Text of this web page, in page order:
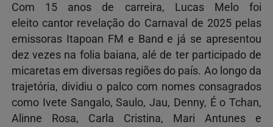
Com 15 anos de carreira, Lucas Melo foi
eleito cantor revelação do Carnaval de 2025 pelas
emissoras Itapoan FM e Band e já se apresentou
dez vezes na folia baiana, alé de ter participado de
micaretas em diversas regiões do país. Ao longo da
trajetória, dividiu o palco com nomes consagrados
como Ivete Sangalo, Saulo, Jau, Denny, É o Tchan,
Alinne Rosa, Carla Cristina, Mari Antunes e